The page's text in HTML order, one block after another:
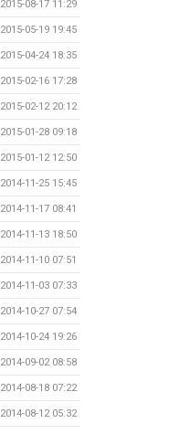
2015-08-17 11:29
2015-05-19 19:45
2015-04-24 18:35
2015-02-16 17:28
2015-02-12 20:12
2015-01-28 09:18
2015-01-12 12:50
2014-11-25 15:45
2014-11-17 08:41
2014-11-13 18:50
2014-11-10 07:51
2014-11-03 07:33
2014-10-27 07:54
2014-10-24 19:26
2014-09-02 08:58
2014-08-18 07:22
2014-08-12 05:32